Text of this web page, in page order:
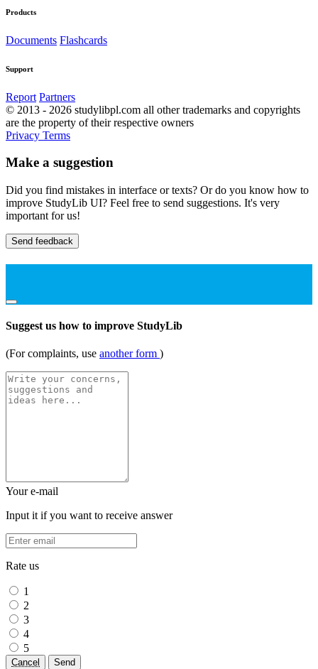
Products
Documents Flashcards
Support
Report Partners
© 2013 - 2026 studylibpl.com all other trademarks and copyrights
are the property of their respective owners
Privacy Terms
Make a suggestion
Did you find mistakes in interface or texts? Or do you know how to
improve StudyLib UI? Feel free to send suggestions. It's very
important for us!
Send feedback
Suggest us how to improve StudyLib
(For complaints, use another form )
Your e-mail
Input it if you want to receive answer
Rate us
1
2
3
4
5
Cancel Send